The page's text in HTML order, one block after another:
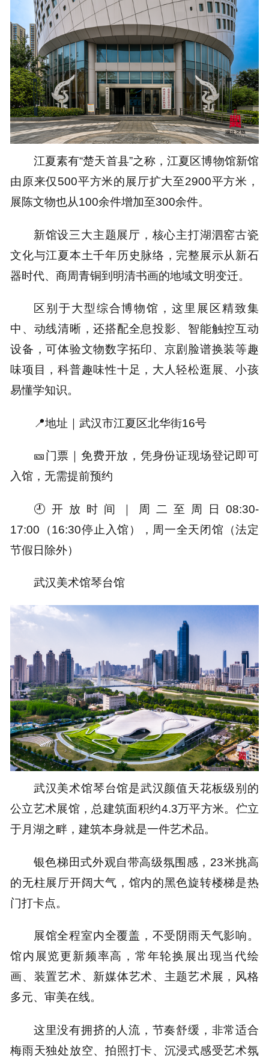
江夏素有“楚天首县”之称，江夏区博物馆新馆
由原来仅500平方米的展厅扩大至2900平方米，
展陈文物也从100余件增加至300余件。
新馆设三大主题展厅，核心主打湖泗窑古瓷
文化与江夏本土千年历史脉络， 完整展示从新石
器时代、商周青铜到明清书画的地域文明变迁。
区别于大型综合博物馆，这里展区精致集
中、动线清晰，还搭配全息投影、智能触控互动
设备 ，可体验文物数字拓印、京剧脸谱换装等趣
味项目，科普趣味性十足，大人轻松逛展、小孩
易懂学知识。
📍地址｜ 武汉市江夏区北华街16号
🎫门票｜ 免费开放，凭身份证现场登记即可
入馆，无需提前预约
🕘开放时间｜ 周二至周日08:30-
17:00（16:30停止入馆），周一全天闭馆（法定
节假日除外）
武汉美术馆琴台馆
武汉美术馆琴台馆是武汉颜值天花板级别的
公立艺术展馆，总建筑面积约4.3万平方米。伫立
于月湖之畔，建筑本身就是一件艺术品。
银色梯田式外观自带高级氛围感， 23米挑高
的无柱展厅开阔大气 ， 馆内的黑色旋转楼梯是热
门打卡点。
展馆全程室内全覆盖，不受阴雨天气影响。
馆内展览更新频率高，常年轮换展出现当代绘
画、装置艺术、新媒体艺术、主题艺术展，风格
多元、审美在线。
这里没有拥挤的人流，节奏舒缓，非常适合
梅雨天独处放空、拍照打卡、沉浸式感受艺术氛